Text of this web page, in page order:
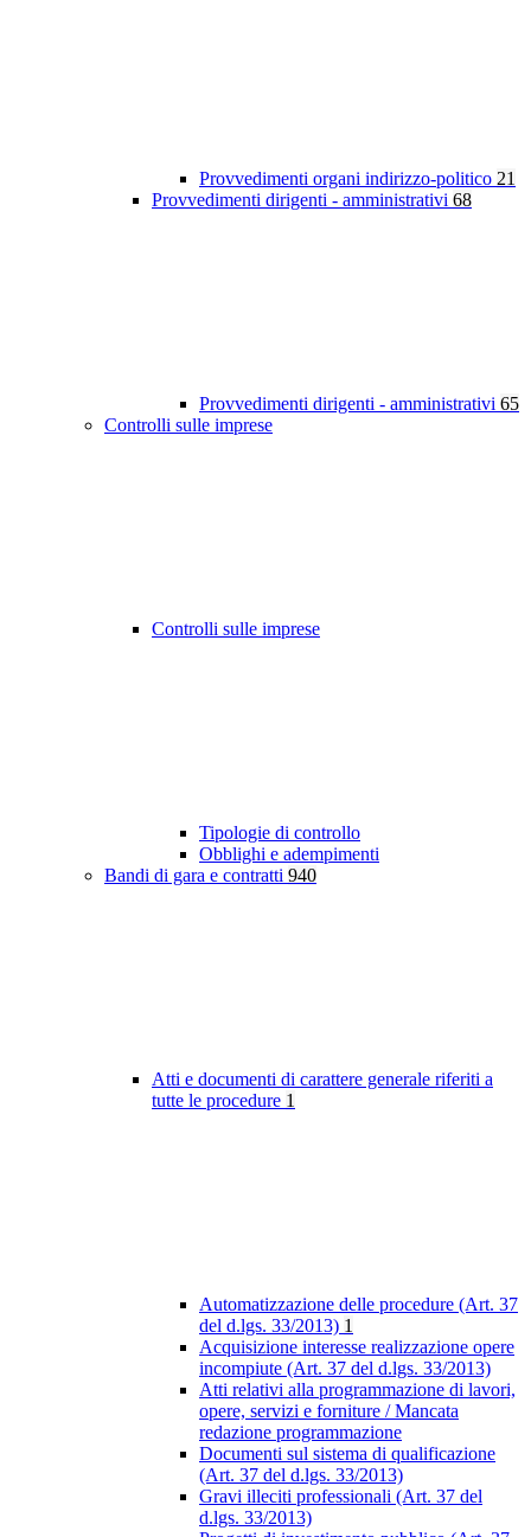
Provvedimenti organi indirizzo-politico 21
Provvedimenti dirigenti - amministrativi 68
Provvedimenti dirigenti - amministrativi 65
Controlli sulle imprese
Controlli sulle imprese
Tipologie di controllo
Obblighi e adempimenti
Bandi di gara e contratti 940
Atti e documenti di carattere generale riferiti a
tutte le procedure 1
Automatizzazione delle procedure (Art. 37
del d.lgs. 33/2013) 1
Acquisizione interesse realizzazione opere
incompiute (Art. 37 del d.lgs. 33/2013)
Atti relativi alla programmazione di lavori,
opere, servizi e forniture / Mancata
redazione programmazione
Documenti sul sistema di qualificazione
(Art. 37 del d.lgs. 33/2013)
Gravi illeciti professionali (Art. 37 del
d.lgs. 33/2013)